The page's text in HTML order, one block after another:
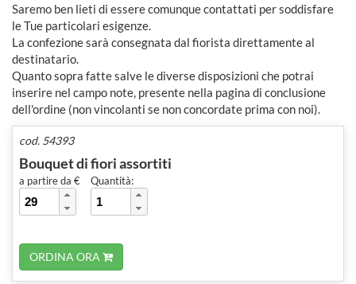
Saremo ben lieti di essere comunque contattati per soddisfare
le Tue particolari esigenze.
La confezione sarà consegnata dal fiorista direttamente al
destinatario.
Quanto sopra fatte salve le diverse disposizioni che potrai
inserire nel campo note, presente nella pagina di conclusione
dell'ordine (non vincolanti se non concordate prima con noi).
cod. 54393
Bouquet di fiori assortiti
a partire da € Quantità:
ORDINA ORA